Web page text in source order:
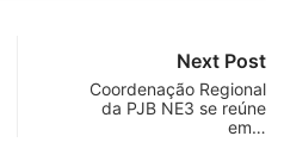
Next Post
Coordenação Regional
da PJB NE3 se reúne
em…